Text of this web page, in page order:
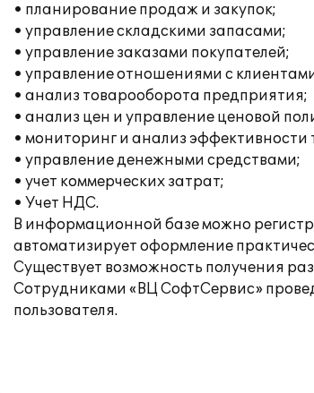
• планирование продаж и закупок;
• управление складскими запасами;
• управление заказами покупателей;
• управление отношениями с
• анализ товарооборота предприятия;
• анализ цен и управление ценовой
• мониторинг и анализ эффективности
• управление денежными средствами;
• учет коммерческих затрат;
• Учет НДС.
В информационной базе можно
автоматизирует оформление
Существует возможность получения
Сотрудниками «ВЦ СофтСервис»
пользователя.